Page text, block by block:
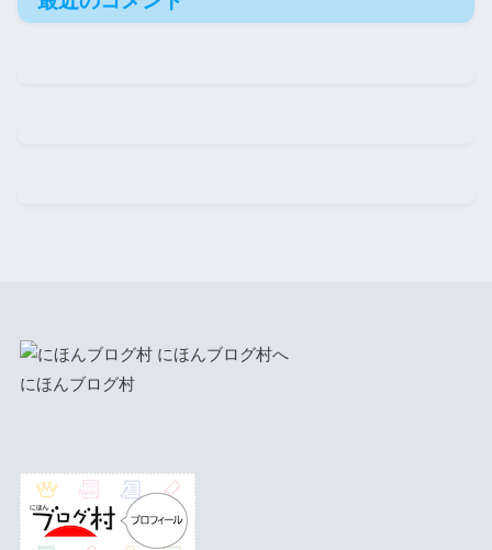
にほんブログ村